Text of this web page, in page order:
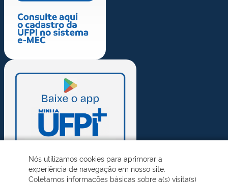
Nós utilizamos cookies para aprimorar a
experiência de navegação em nosso site.
Coletamos informações básicas sobre a(s) visita(s)